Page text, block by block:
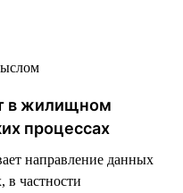
в жилищном
процессах
направление данных
в частности